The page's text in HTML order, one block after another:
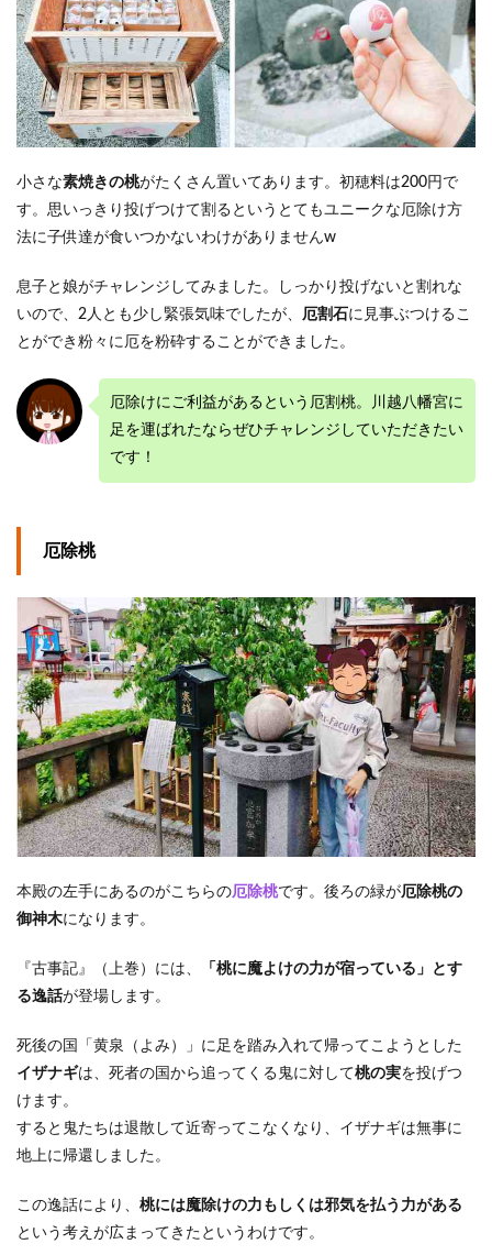
小さな素焼きの桃がたくさん置いてあります。初穂料は200円で
す。思いっきり投げつけて割るというとてもユニークな厄除け方
法に子供達が食いつかないわけがありませんw
息子と娘がチャレンジしてみました。しっかり投げないと割れな
いので、2人とも少し緊張気味でしたが、 厄割石に見事ぶつけるこ
とができ粉々に厄を粉砕することができました。
厄除けにご利益があるという厄割桃。川越八幡宮に
足を運ばれたならぜひチャレンジしていただきたい
です！
厄除桃
本殿の左手にあるのがこちらの厄除桃です。後ろの緑が厄除桃の
御神木になります。
『古事記』（上巻）には、
「桃に魔よけの力が宿っている」とす
る逸話が登場します。
死後の国「黄泉（よみ）」に足を踏み入れて帰ってこようとした
イザナギは、死者の国から追ってくる鬼に対して桃の実を投げつ
けます。
すると鬼たちは退散して近寄ってこなくなり、イザナギは無事に
地上に帰還しました。
この逸話により、 桃には魔除けの力もしくは邪気を払う力がある
という考えが広まってきたというわけです。